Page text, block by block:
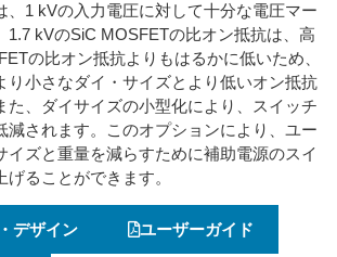
、1 kVの入力電圧に対して十分な電圧マー
1.7 kVのSiC MOSFETの比オン抵抗は、高
の比オン抵抗よりもはるかに低いため、
り小さなダイ・サイズとより低いオン抵抗
た、ダイサイズの小型化により、スイッチ
減されます。このオプションにより、ユー
イズと重量を減らすために補助電源のスイ
ることができます。
デザイン ユーザーガイド